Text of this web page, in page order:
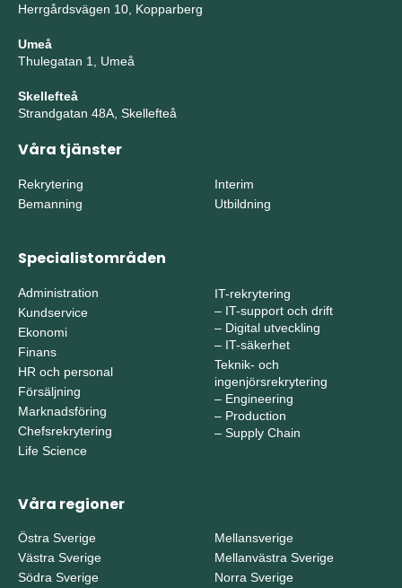
Herrgårdsvägen 10, Kopparberg
Umeå
Thulegatan 1, Umeå
Skellefteå
Strandgatan 48A, Skellefteå
Våra tjänster
Rekrytering
Bemanning
Interim
Utbildning
Specialistområden
Administration
Kundservice
Ekonomi
Finans
HR och personal
Försäljning
Marknadsföring
Chefsrekrytering
Life Science
IT-rekrytering
– IT-support och drift
– Digital utveckling
– IT-säkerhet
Teknik- och
ingenjörsrekrytering
– Engineering
– Production
– Supply Chain
Våra regioner
Östra Sverige
Västra Sverige
Södra Sverige
Mellansverige
Mellanvästra Sverige
Norra Sverige